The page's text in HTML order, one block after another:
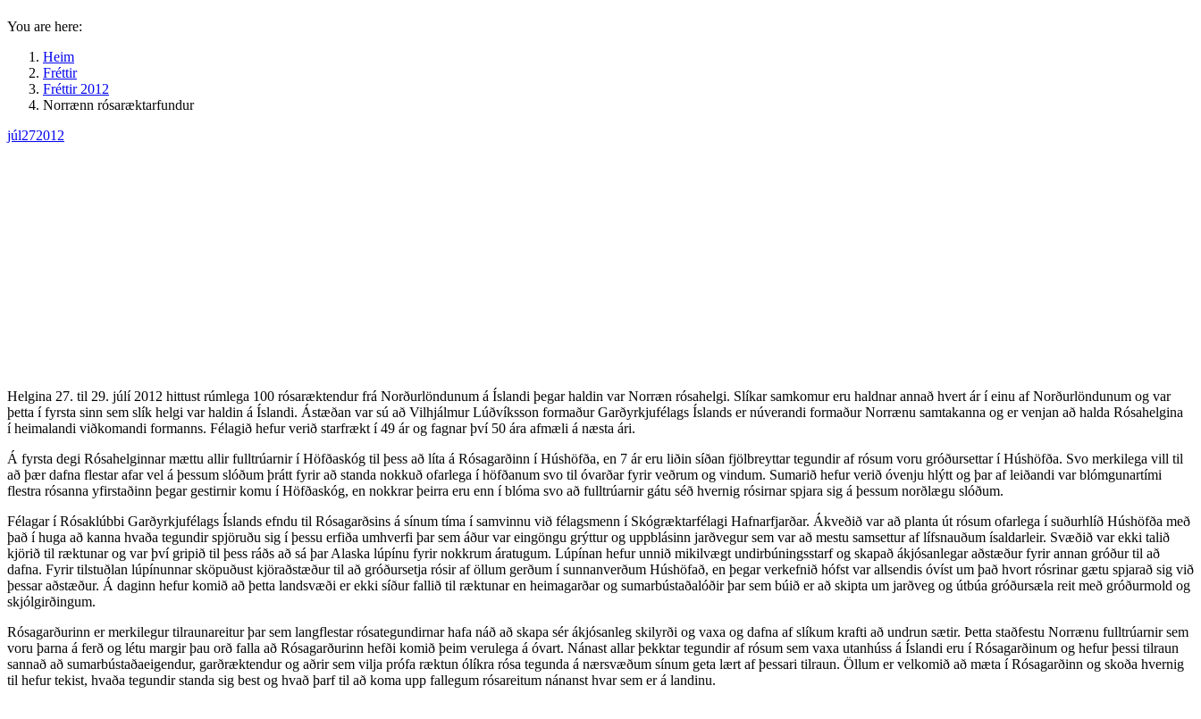
You are here:
Heim
Fréttir
Fréttir 2012
Norrænn rósaræktarfundur
júl272012
Helgina 27. til 29. júlí 2012 hittust rúmlega 100 rósaræktendur frá Norðurlöndunum á Íslandi þegar haldin var Norræn rósahelgi. Slíkar samkomur eru haldnar annað hvert ár í einu af Norðurlöndunum og var
þetta í fyrsta sinn sem slík helgi var haldin á Íslandi. Ástæðan var sú að Vilhjálmur Lúðvíksson formaður Garðyrkjufélags Íslands er núverandi formaður Norrænu samtakanna og er venjan að halda Rósahelgina
í heimalandi viðkomandi formanns. Félagið hefur verið starfrækt í 49 ár og fagnar því 50 ára afmæli á næsta ári.
Á fyrsta degi Rósahelginnar mættu allir fulltrúarnir í Höfðaskóg til þess að líta á Rósagarðinn í Húshöfða, en 7 ár eru liðin síðan fjölbreyttar tegundir af rósum voru gróðursettar í Húshöfða. Svo merkilega vill til
að þær dafna flestar afar vel á þessum slóðum þrátt fyrir að standa nokkuð ofarlega í höfðanum svo til óvarðar fyrir veðrum og vindum. Sumarið hefur verið óvenju hlýtt og þar af leiðandi var blómgunartími
flestra rósanna yfirstaðinn þegar gestirnir komu í Höfðaskóg, en nokkrar þeirra eru enn í blóma svo að fulltrúarnir gátu séð hvernig rósirnar spjara sig á þessum norðlægu slóðum.
Félagar í Rósaklúbbi Garðyrkjufélags Íslands efndu til Rósagarðsins á sínum tíma í samvinnu við félagsmenn í Skógræktarfélagi Hafnarfjarðar. Ákveðið var að planta út rósum ofarlega í suðurhlíð Húshöfða með
það í huga að kanna hvaða tegundir spjöruðu sig í þessu erfiða umhverfi þar sem áður var eingöngu grýttur og uppblásinn jarðvegur sem var að mestu samsettur af lífsnauðum ísaldarleir. Svæðið var ekki talið
kjörið til ræktunar og var því gripið til þess ráðs að sá þar Alaska lúpínu fyrir nokkrum áratugum. Lúpínan hefur unnið mikilvægt undirbúningsstarf og skapað ákjósanlegar aðstæður fyrir annan gróður til að
dafna. Fyrir tilstuðlan lúpínunnar sköpuðust kjöraðstæður til að gróðursetja rósir af öllum gerðum í sunnanverðum Húshöfað, en þegar verkefnið hófst var allsendis óvíst um það hvort rósrinar gætu spjarað sig við
þessar aðstæður. Á daginn hefur komið að þetta landsvæði er ekki síður fallið til ræktunar en heimagarðar og sumarbústaðalóðir þar sem búið er að skipta um jarðveg og útbúa gróðursæla reit með gróðurmold og
skjólgirðingum.
Rósagarðurinn er merkilegur tilraunareitur þar sem langflestar rósategundirnar hafa náð að skapa sér ákjósanleg skilyrði og vaxa og dafna af slíkum krafti að undrun sætir. Þetta staðfestu Norrænu fulltrúarnir sem
voru þarna á ferð og létu margir þau orð falla að Rósagarðurinn hefði komið þeim verulega á óvart. Nánast allar þekktar tegundir af rósum sem vaxa utanhúss á Íslandi eru í Rósagarðinum og hefur þessi tilraun
sannað að sumarbústaðaeigendur, garðræktendur og aðrir sem vilja prófa ræktun ólíkra rósa tegunda á nærsvæðum sínum geta lært af þessari tilraun. Öllum er velkomið að mæta í Rósagarðinn og skoða hvernig
til hefur tekist, hvaða tegundir standa sig best og hvað þarf til að koma upp fallegum rósareitum nánanst hvar sem er á landinu.